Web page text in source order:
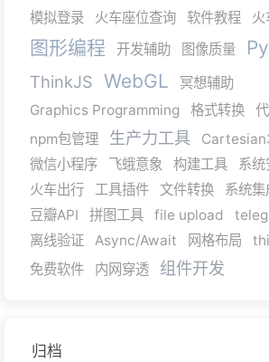
模拟登录 火车座位查询 软件教程
图形编程 开发辅助 图像质量
ThinkJS WebGL
冥想辅助
Graphics Programming
格式转换
npm包管理
生产力工具
微信小程序
飞蛾意象 构建工具 系
火车出行
工具插件 文件转换 系统集
豆瓣API
拼图工具 file upload
离线验证
Async/Await 网格布局
免费软件
内网穿透 组件开发
归档